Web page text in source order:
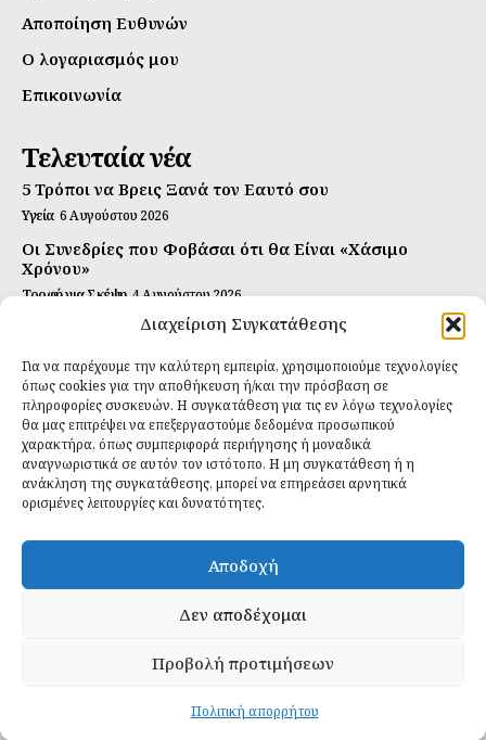
Διαχείριση Συγκατάθεσης
Για να παρέχουμε την καλύτερη εμπειρία, χρησιμοποιούμε τεχνολογίες
όπως cookies για την αποθήκευση ή/και την πρόσβαση σε
πληροφορίες συσκευών. Η συγκατάθεση για τις εν λόγω τεχνολογίες
θα μας επιτρέψει να επεξεργαστούμε δεδομένα προσωπικού
χαρακτήρα, όπως συμπεριφορά περιήγησης ή μοναδικά
αναγνωριστικά σε αυτόν τον ιστότοπο. Η μη συγκατάθεση ή η
ανάκληση της συγκατάθεσης, μπορεί να επηρεάσει αρνητικά
ορισμένες λειτουργίες και δυνατότητες.
Αποδοχή
Δεν αποδέχομαι
Προβολή προτιμήσεων
Πολιτική απορρήτου
Αποποίηση Ευθυνών
Ο λογαριασμός μου
Επικοινωνία
Τελευταία νέα
5 Τρόποι να Βρεις Ξανά τον Εαυτό σου
Υγεία 6 Αυγούστου 2026
Οι Συνεδρίες που Φοβάσαι ότι θα Είναι «Χάσιμο
Χρόνου»
Τροφή για Σκέψη 4 Αυγούστου 2026
Αυτή Είναι η Συνταγή για Τέλεια Κομπούτσα
Ιδανικές Τροφές 26 Ιουλίου 2026
Εγγραφείτε
ΕΓΓΡΑΦΉ
Έχω διαβάσει και δέχομαι τηνπολιτική απορρήτου
Creative.